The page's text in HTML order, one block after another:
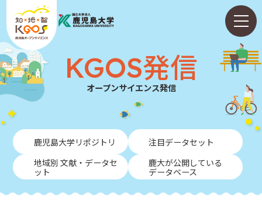
KGOS発信
オープンサイエンス発信
鹿児島大学リポジトリ
注目データセット
地域別 文献・データセ
ット
鹿大が公開している
データベース
ホーム
ABOUT
KGOS発信